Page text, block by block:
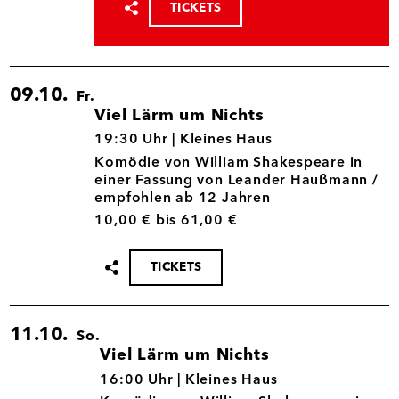
Termin
teilen
TICKETS
09.10. Fr.
Viel Lärm um Nichts
09.10.
19:30 Uhr |
Kleines Haus
Komödie von William Shakespeare in
einer Fassung von Leander Haußmann /
empfohlen ab 12 Jahren
10,00 € bis 61,00 €
Termin
teilen
TICKETS
11.10. So.
Viel Lärm um Nichts
11.10.
16:00 Uhr |
Kleines Haus